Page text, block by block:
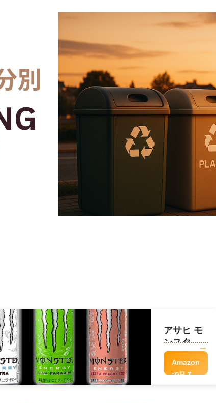
アサヒ モ
ンスター
パンチ
Amazon
で見る